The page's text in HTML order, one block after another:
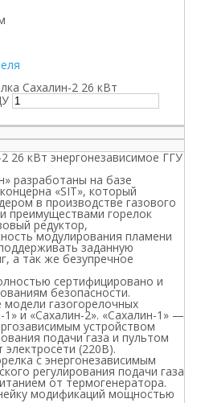
Сахалин-2 26 кВт
26 кВт энергонезависимое ГГУ
разработаны на базе
«SIT», который
в производстве газового
преимуществами горелок
редуктор,
модулирования пламени
заданную
а так же безупречное
сертифицировано и
безопасности.
газогорелочных
1» и «Сахалин-2». «Сахалин-1» —
устройством
подачи газа и пультом
(220В).
с энергонезависимым
регулирования подачи газа
от термогенератора.
модификаций мощностью